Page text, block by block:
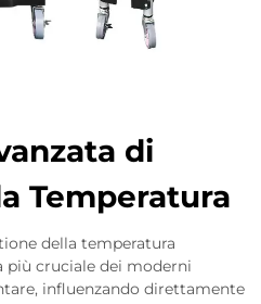
di
Temperatura
della temperatura
più cruciale dei moderni
influenzando direttamente